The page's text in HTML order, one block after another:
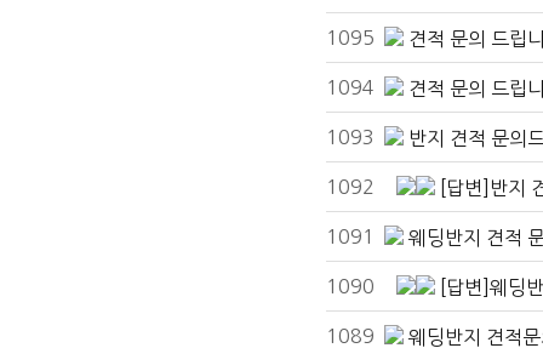
1095 견적 문의 드립
1094 견적 문의 드립
1093 반지 견적 문의
1092 [답변]반지
1091 웨딩반지 견적
1090 [답변]웨딩
1089 웨딩반지 견적